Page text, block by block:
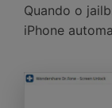
Quando o
iPhone